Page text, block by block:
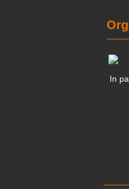
In